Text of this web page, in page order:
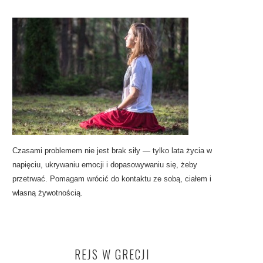
Czasami problemem nie jest brak siły — tylko lata życia w
napięciu, ukrywaniu emocji i dopasowywaniu się, żeby
przetrwać. Pomagam wrócić do kontaktu ze sobą, ciałem i
własną żywotnością.
REJS W GRECJI